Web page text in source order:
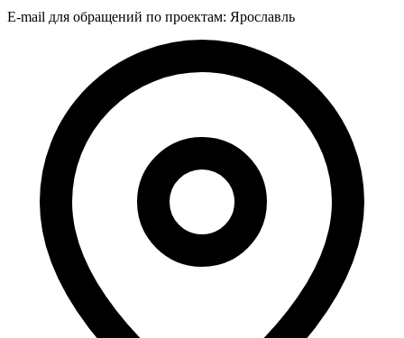
E-mail для обращений по проектам: Ярославль